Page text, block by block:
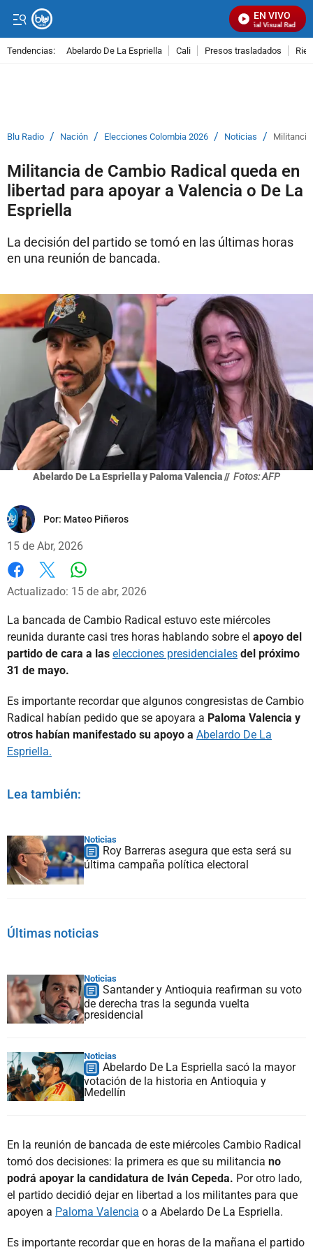
EN VIVO
Señal Visual Radio
Tendencias: Abelardo De La Espriella Cali Presos trasladados
Blu Radio / Nación / Elecciones Colombia 2026 / Noticias / Militancia
Militancia de Cambio Radical queda en
libertad para apoyar a Valencia o De La
Espriella
La decisión del partido se tomó en las últimas horas
en una reunión de bancada.
Abelardo De La Espriella y Paloma Valencia // Fotos: AFP
Por: Mateo Piñeros
15 de Abr, 2026
Facebook
X
Actualizado: 15 de abr, 2026
La bancada de Cambio Radical estuvo este miércoles
reunida durante casi tres horas hablando sobre el apoyo del
partido de cara a las elecciones presidenciales del próximo
31 de mayo.
Es importante recordar que algunos congresistas de Cambio
Radical habían pedido que se apoyara a Paloma Valencia y
otros habían manifestado su apoyo a Abelardo De La
Espriella.
Lea también:
Noticias
Roy Barreras asegura que esta será su
última campaña política electoral
Últimas noticias
Noticias
Santander y Antioquia reafirman su voto
de derecha tras la segunda vuelta
presidencial
Noticias
Abelardo De La Espriella sacó la mayor
votación de la historia en Antioquia y
Medellín
En la reunión de bancada de este miércoles Cambio Radical
tomó dos decisiones: la primera es que su militancia no
podrá apoyar la candidatura de Iván Cepeda. Por otro lado,
el partido decidió dejar en libertad a los militantes para que
apoyen a Paloma Valencia o a Abelardo De La Espriella.
Es importante recordar que en horas de la mañana el partido